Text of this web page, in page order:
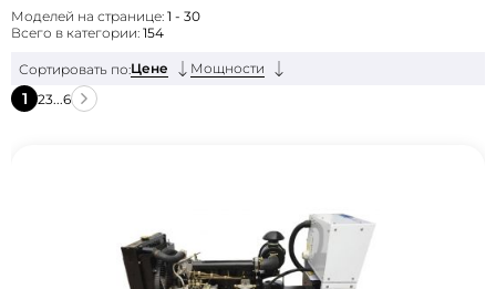
Моделей на странице: 1 - 30
Всего в категории: 154
Сортировать по:Цене Мощности
1 23...6